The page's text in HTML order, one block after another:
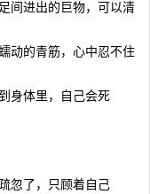
间进出的巨物，可以清
动的青筋，心中忍不住
身体里，自己会死
忽了，只顾着自己